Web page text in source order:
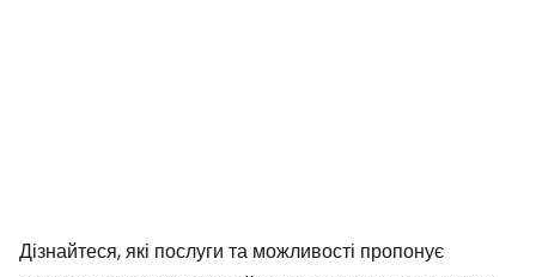
Дізнайтеся, які послуги та можливості пропонує